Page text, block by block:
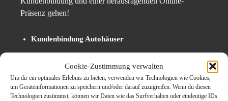
Cookie-Zustimmung verwalten
Um dir ein optimales Erlebnis zu bieten, verwenden wir Technologien wie Cookies,
um Geräteinformationen zu speichern und/oder darauf zuzugreifen. Wenn du diesen
Technologien zustimmst, können wir Daten wie das Surfverhalten oder eindeutige IDs
Präsenz gehen!
Kundenbindung Autohäuser
Effektive Kundenbindungsstrategien
Pressearbeit Autohäuser